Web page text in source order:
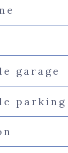
garage
parking